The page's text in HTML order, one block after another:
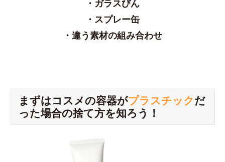
・ガラスびん
・スプレー缶
・違う素材の組み合わせ
まずはコスメの容器がプラスチックだ
った場合の捨て方を知ろう！